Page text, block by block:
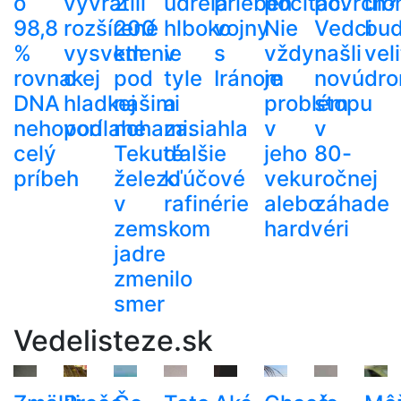
98,8
%
rovnakej
DNA
nehovorí
celý
príbeh
rozšírené
vysvetlenie
o
hladkej
podlahe
200
km
pod
našimi
nohami.
Tekuté
železo
v
zemskom
jadre
zmenilo
smer
hlboko
v
tyle
a
zasiahla
ďalšie
kľúčové
rafinérie
vojny
s
Iránom
Nie
vždy
je
problém
v
jeho
veku
alebo
hardvéri
Vedci
našli
novú
stopu
v
80-
ročnej
záhade
Vedelisteze.sk